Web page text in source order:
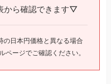
から確認できます▽
の日本円価格と異なる場合
ページでご確認ください。